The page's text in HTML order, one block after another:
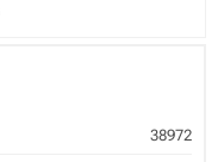
38972